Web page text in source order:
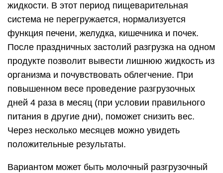
жидкости. В этот период пищеварительная
система не перегружается, нормализуется
функция печени, желудка, кишечника и почек.
После праздничных застолий разгрузка на одном
продукте позволит вывести лишнюю жидкость из
организма и почувствовать облегчение. При
повышенном весе проведение разгрузочных
дней 4 раза в месяц (при условии правильного
питания в другие дни), поможет снизить вес.
Через несколько месяцев можно увидеть
положительные результаты.
Вариантом может быть молочный разгрузочный